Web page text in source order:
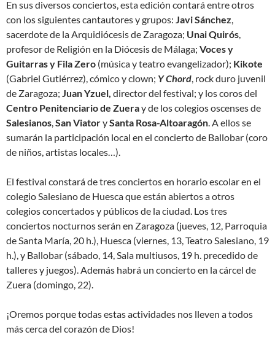
En sus diversos conciertos, esta edición contará entre otros
con los siguientes cantautores y grupos: Javi Sánchez
sacerdote de la Arquidiócesis de Zaragoza; Unai Quirós
profesor de Religión en la Diócesis de Málaga; Voces y
Guitarras y Fila Zero (música y teatro evangelizador); Kikote
(Gabriel Gutiérrez), cómico y clown; Y Chord , rock duro juvenil
de Zaragoza; Juan Yzuel, director del festival; y los coros del
Centro Penitenciario de Zueray de los colegios oscenses de
Salesianos San ViatorySanta Rosa-Altoaragón . A ellos se
sumarán la participación local en el concierto de Ballobar (coro
de niños, artistas locales…).
El festival constará de tres conciertos en horario escolar en el
colegio Salesiano de Huesca que están abiertos a otros
colegios concertados y públicos de la ciudad. Los tres
conciertos nocturnos serán en Zaragoza (jueves, 12, Parroquia
de Santa María, 20 h.), Huesca (viernes, 13, Teatro Salesiano, 19
h.), y Ballobar (sábado, 14, Sala multiusos, 19 h. precedido de
talleres y juegos). Además habrá un concierto en la cárcel de
Zuera (domingo, 22).
¡Oremos porque todas estas actividades nos lleven a todos
más cerca del corazón de Dios!